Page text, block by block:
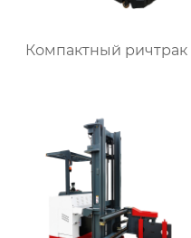
Компактный ричтрак